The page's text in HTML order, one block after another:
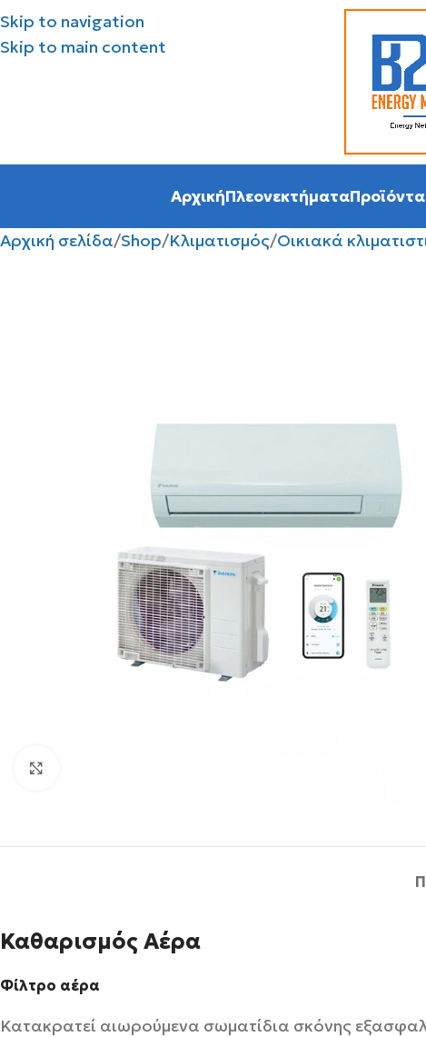
Skip to navigation
Skip to main content
ΑρχικήΠλεονεκτήματαΠροϊόντα
Αρχική σελίδα Shop Κλιματισμός Οικιακά
Καθαρισμός Αέρα
Φίλτρο αέρα
Κατακρατεί αιωρούμενα σωματίδια σκόνης